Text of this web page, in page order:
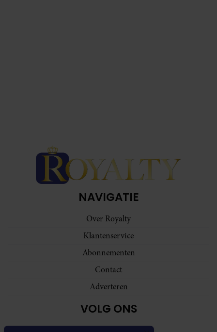
NAVIGATIE
Over Royalty
Klantenservice
Abonnementen
Contact
Adverteren
VOLG ONS